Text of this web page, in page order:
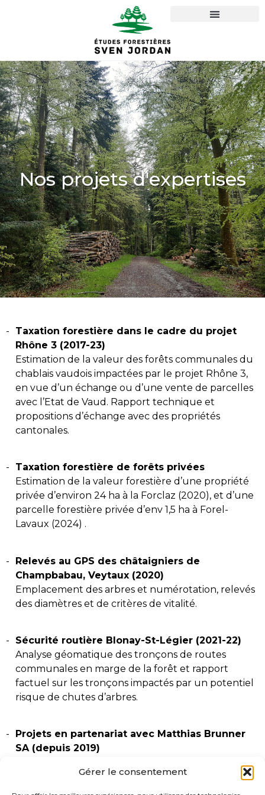
Gérer le consentement
Nos projets d'expertises
Taxation forestière dans le cadre du projet
Rhône 3 (2017-23)
Estimation de la valeur des forêts communales du
chablais vaudois impactées par le projet Rhône 3,
en vue d’un échange ou d’une vente de parcelles
avec l’Etat de Vaud. Rapport technique et
propositions d’échange avec des propriétés
cantonales.
Taxation forestière de forêts privées
Estimation de la valeur forestière d’une propriété
privée d’environ 24 ha à la Forclaz (2020), et d’une
parcelle forestière privée d’env 1,5 ha à Forel-
Lavaux (2024) .
Relevés au GPS des châtaigniers de
Champbabau, Veytaux (2020)
Emplacement des arbres et numérotation, relevés
des diamètres et de critères de vitalité.
Sécurité routière Blonay-St-Légier (2021-22)
​Analyse géomatique des tronçons de routes
communales en marge de la forêt et rapport
factuel sur les tronçons impactés par un potentiel
risque de chutes d’arbres.
Projets en partenariat avec Matthias Brunner
SA (depuis 2019)
ou de massifs en zone urbaine ont été réalisées
dans toute la suisse romande.